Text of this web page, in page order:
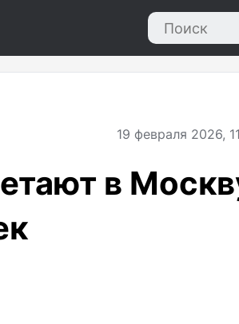
19 февраля 2026,
в